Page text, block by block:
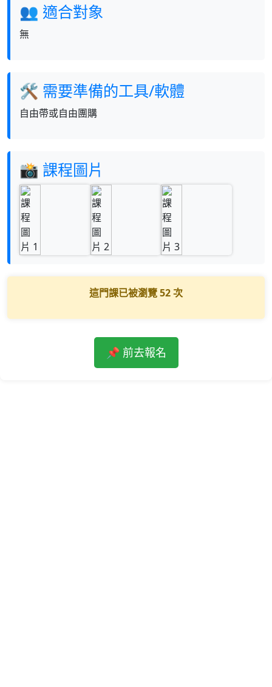
👥 適合對象
無
🛠 需要準備的工具/軟體
自由帶或自由團購
📸 課程圖片
這門課已被瀏覽52次
📌 前去報名